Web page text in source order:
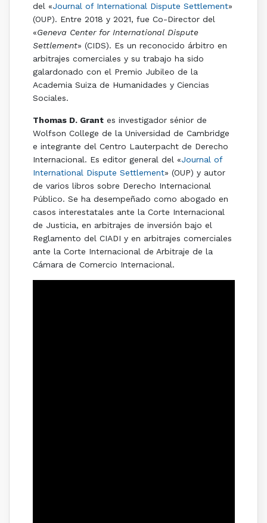
del «Journal of International Dispute Settlement»
(OUP). Entre 2018 y 2021, fue Co-Director del
«Geneva Center for International Dispute
Settlement» (CIDS). Es un reconocido árbitro en
arbitrajes comerciales y su trabajo ha sido
galardonado con el Premio Jubileo de la
Academia Suiza de Humanidades y Ciencias
Sociales.
Thomas D. Grantes investigador sénior de
Wolfson College de la Universidad de Cambridge
e integrante del Centro Lauterpacht de Derecho
Internacional. Es editor general del «Journal of
International Dispute Settlement» (OUP) y autor
de varios libros sobre Derecho Internacional
Público. Se ha desempeñado como abogado en
casos interestatales ante la Corte Internacional
de Justicia, en arbitrajes de inversión bajo el
Reglamento del CIADI y en arbitrajes comerciales
ante la Corte Internacional de Arbitraje de la
Cámara de Comercio Internacional.